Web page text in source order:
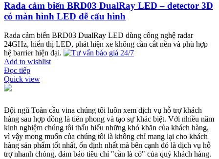
Rada cảm biến BRD03 DualRay LED – detector 3D
có màn hình LED dễ cấu hình
Rada cảm biến BRD03 DualRay LED dùng công nghệ radar
24GHz, hiển thị LED, phát hiện xe không cần cắt nền và phù hợp
hệ barrier hiện đại.
Add to wishlist
Đọc tiếp
Quick view
Đội ngũ Toàn cầu vina chúng tôi luôn xem dịch vụ hỗ trợ khách
hàng sau hợp đồng là tiên phong và tạo sự khác biệt. Với nhiều năm
kinh nghiệm chúng tôi thấu hiểu những khó khăn của khách hàng,
vì vậy mong muốn của chúng tôi là không chỉ mang lại cho khách
hàng sản phẩm tốt nhất, ổn định nhất mà bên cạnh đó là dịch vụ hỗ
trợ nhanh chóng, đảm bảo tiêu chí "cần là có" của quý khách hàng.